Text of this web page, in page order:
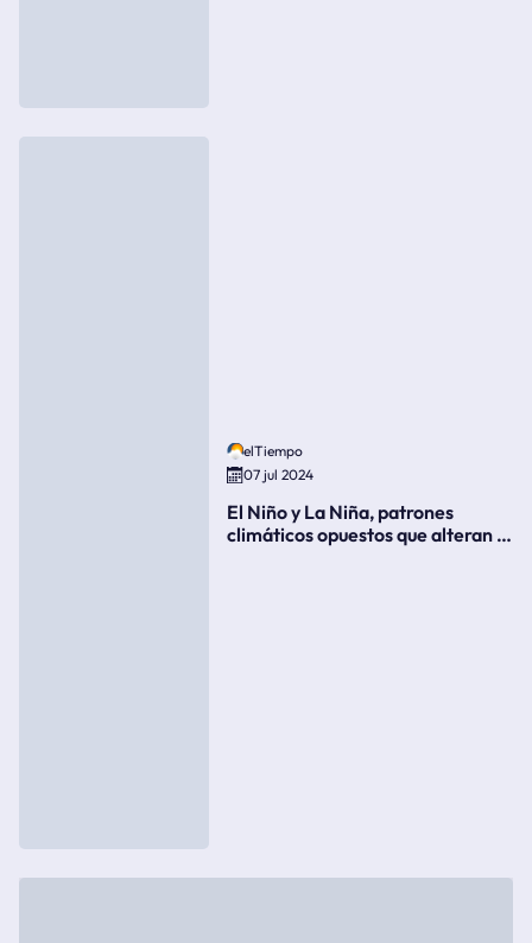
elTiempo
07 jul 2024
El Niño y La Niña, patrones
climáticos opuestos que alteran la